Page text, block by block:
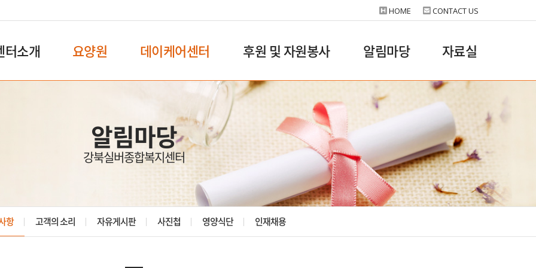
터소개 요양원 데이케어센터 후원 및 자원봉사 알림마당 자료실
HOME CONTACT US
알림마당
강북실버종합복지센터
항 고객의 소리 자유게시판 사진첩 영양식단 인재채용